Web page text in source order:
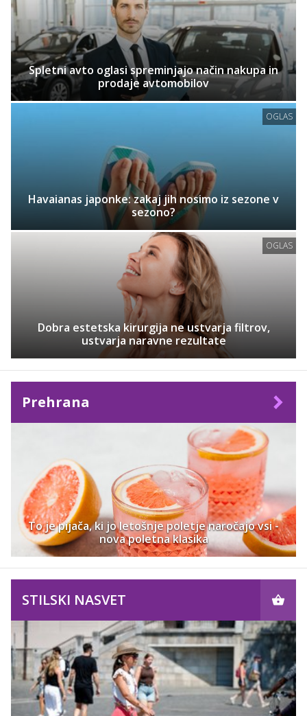
Spletni avto oglasi spreminjajo način nakupa in
prodaje avtomobilov
OGLAS
Havaianas japonke: zakaj jih nosimo iz sezone v
sezono?
OGLAS
Dobra estetska kirurgija ne ustvarja filtrov,
ustvarja naravne rezultate
Prehrana
To je pijača, ki jo letošnje poletje naročajo vsi -
nova poletna klasika
STILSKI NASVET